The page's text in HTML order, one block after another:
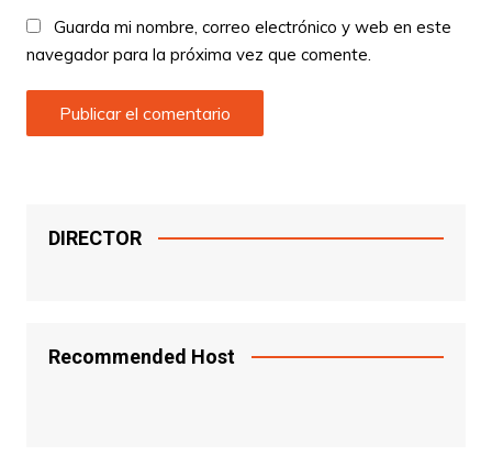
Guarda mi nombre, correo electrónico y web en este
navegador para la próxima vez que comente.
DIRECTOR
Recommended Host